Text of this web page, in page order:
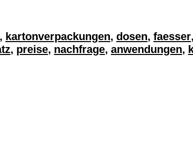
, kartonverpackungen, dosen, faesser,
, preise, nachfrage, anwendungen,